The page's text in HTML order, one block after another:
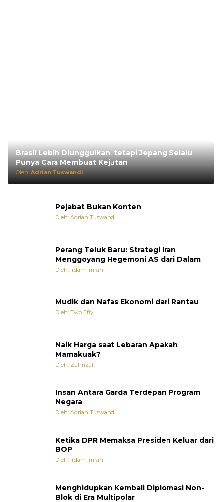
Brasil Lebih Diunggulkan, tetapi Jepang Selalu
Punya Cara Membuat Kejutan
Oleh: Adrian Tuswandi
Pejabat Bukan Konten
Oleh: Adrian Tuswandi
Perang Teluk Baru: Strategi Iran
Menggoyang Hegemoni AS dari Dalam
Oleh: Irdam Imran
Mudik dan Nafas Ekonomi dari Rantau
Oleh: Two Efly
Naik Harga saat Lebaran Apakah
Mamakuak?
Oleh: Zuhrizul
Insan Antara Garda Terdepan Program
Negara
Oleh: Adrian Tuswandi
Ketika DPR Memaksa Presiden Keluar dari
BOP
Oleh: Irdam Imran
Menghidupkan Kembali Diplomasi Non-
Blok di Era Multipolar